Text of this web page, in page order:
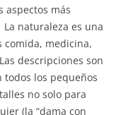
aspectos más
naturaleza es una
comida, medicina,
descripciones son
todos los pequeños
no solo para
(la “dama con